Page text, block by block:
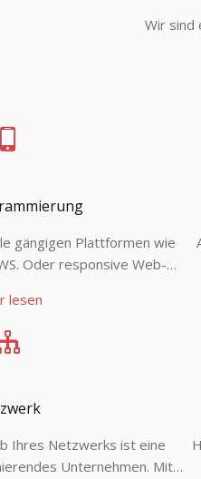
Wir sind
gängigen Plattformen wie
Oder responsive Web-
mit ansprechendem
die Spaß machen!
lesen
Ihres Netzwerks ist eine
Unternehmen. Mit